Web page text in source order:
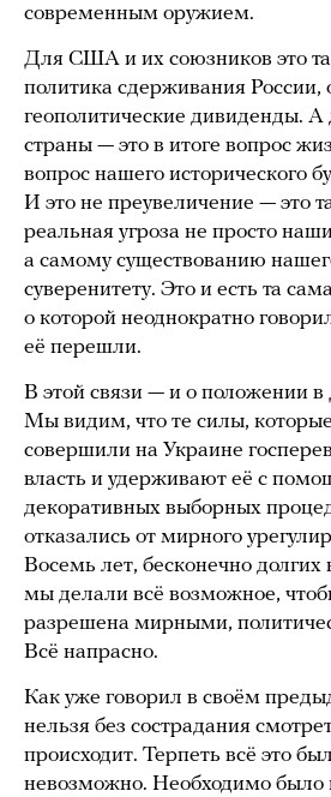
современным оружием.
Для США и их союзников это
политика сдерживания России,
геополитические дивиденды.
страны — это в итоге вопрос
вопрос нашего исторического
И это не преувеличение — это
реальная угроза не просто
а самому существованию
суверенитету. Это и есть та
о которой неоднократно
её перешли.
В этой связи — и о положении в
Мы видим, что те силы,
совершили на Украине
власть и удерживают её с
декоративных выборных
отказались от мирного
Восемь лет, бесконечно долгих
мы делали всё возможное,
разрешена мирными,
Всё напрасно.
Как уже говорил в своём
нельзя без сострадания
происходит. Терпеть всё это
невозможно. Необходимо было